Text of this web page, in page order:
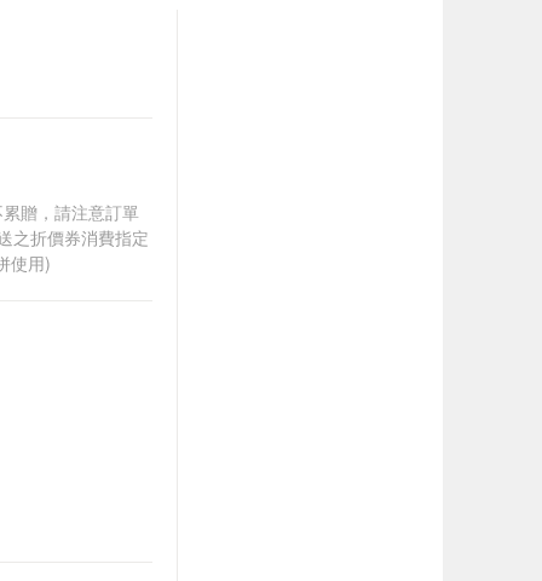
贈，請注意訂單
之折價券消費指定
使用)